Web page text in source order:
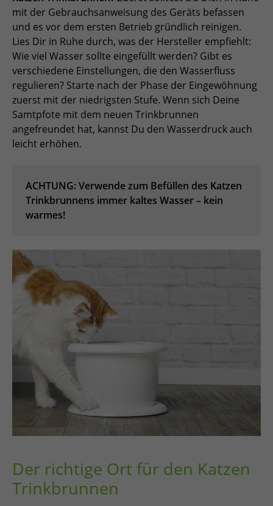
mit der Gebrauchsanweisung des Geräts befassen
und es vor dem ersten Betrieb gründlich reinigen.
Lies Dir in Ruhe durch, was der Hersteller empfiehlt:
Wie viel Wasser sollte eingefüllt werden? Gibt es
verschiedene Einstellungen, die den Wasserfluss
regulieren? Starte nach der Phase der Eingewöhnung
zuerst mit der niedrigsten Stufe. Wenn sich Deine
Samtpfote mit dem neuen Trinkbrunnen
angefreundet hat, kannst Du den Wasserdruck auch
leicht erhöhen.
ACHTUNG: Verwende zum Befüllen des Katzen
Trinkbrunnens immer kaltes Wasser – kein
warmes!
Der richtige Ort für den Katzen
Trinkbrunnen